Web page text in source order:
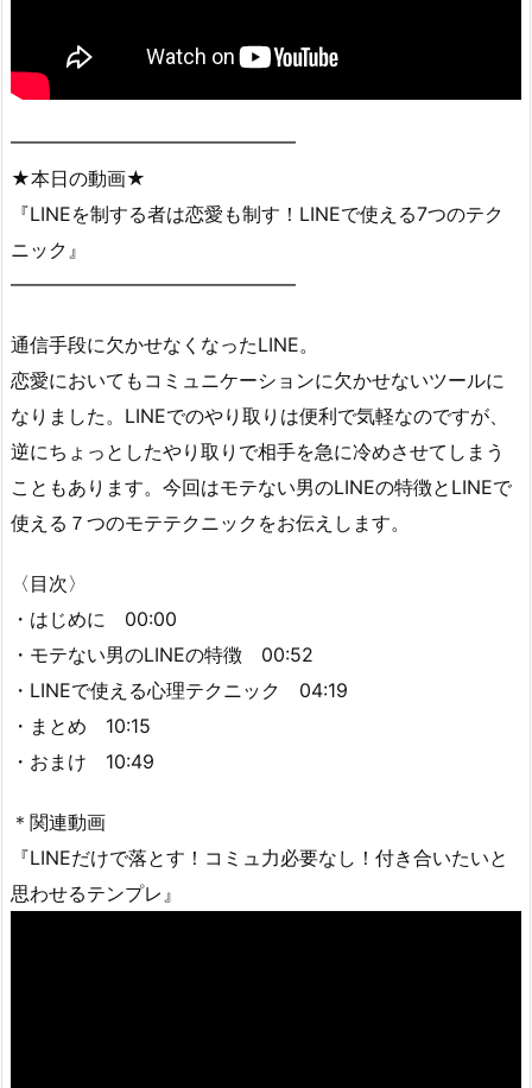
━━━━━━━━━━━━━━━
★本日の動画★
『LINEを制する者は恋愛も制す！LINEで使える7つのテク
ニック』
━━━━━━━━━━━━━━━
通信手段に欠かせなくなったLINE。
恋愛においてもコミュニケーションに欠かせないツールに
なりました。LINEでのやり取りは便利で気軽なのですが、
逆にちょっとしたやり取りで相手を急に冷めさせてしまう
こともあります。今回はモテない男のLINEの特徴とLINEで
使える７つのモテテクニックをお伝えします。
〈目次〉
・はじめに 00:00
・モテない男のLINEの特徴 00:52
・LINEで使える心理テクニック 04:19
・まとめ 10:15
・おまけ 10:49
＊関連動画
『LINEだけで落とす！コミュ力必要なし！付き合いたいと
思わせるテンプレ』